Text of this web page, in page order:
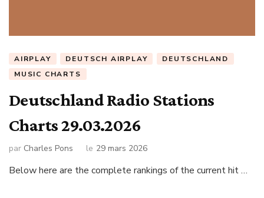
AIRPLAY DEUTSCH AIRPLAY
DEUTSCHLAND
MUSIC CHARTS
Deutschland Radio Stations
Charts 29.03.2026
par Charles Pons le 29 mars 2026
Below here are the complete rankings of the current hit …